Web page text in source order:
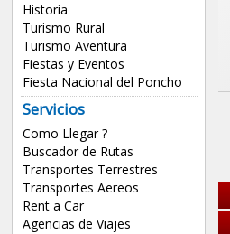
Historia
Turismo Rural
Turismo Aventura
Fiestas y Eventos
Fiesta Nacional del Poncho
Servicios
Como Llegar ?
Buscador de Rutas
Transportes Terrestres
Transportes Aereos
Rent a Car
Agencias de Viajes